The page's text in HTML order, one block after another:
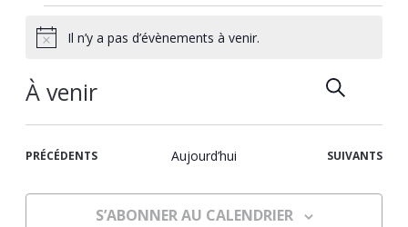
Évènements
NoticeIl n’y a pas d’évènements à venir.
et
de
vues
À venir
Sélectionnez
date.
ÉVÈNEMENTS
PRÉCÉDENTS Aujourd’hui ÉVÈNEMENTS
SUIVANTS
S’ABONNER AU CALENDRIER